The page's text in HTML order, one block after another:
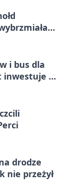
i bus dla
inwestuje w
drodze
nie przeżył